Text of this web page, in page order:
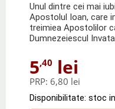
Unul dintre cei mai
Apostolul Ioan, care
treimiea Apostolilor
Dumnezeiescul
5,40 lei
PRP: 6,80 lei
Disponibilitate: stoc